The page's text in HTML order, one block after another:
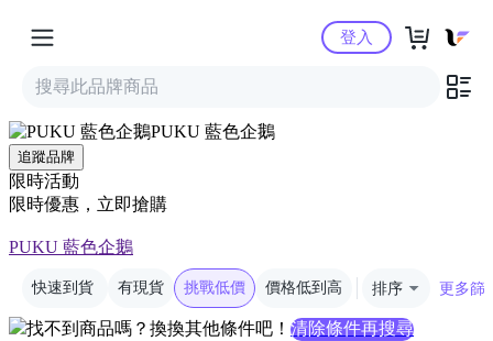
Yahoo購物中心
登入
PUKU 藍色企鵝
追蹤品牌
限時活動
限時優惠，立即搶購
PUKU 藍色企鵝
快速到貨 有現貨 挑戰低價 價格低到高 排序 更多篩
找不到商品嗎？換換其他條件吧！ 清除條件再搜尋